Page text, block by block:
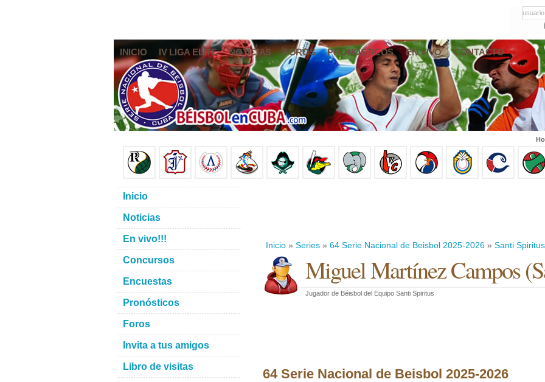
INICIO IV LIGA ELITE NOTICIAS FOROS PRONÓSTICOS EN VIVO CONTACTO
Inicio » Series » 64 Serie Nacional de Beisbol 2025-2026 » Santi Spiritus
Miguel Martínez Campos(
Jugador de Béisbol del Equipo Santi Spiritus
64 Serie Nacional de Beisbol 2025-2026
Inicio
Noticias
En vivo!!!
Concursos
Encuestas
Pronósticos
Foros
Invita a tus amigos
Libro de visitas